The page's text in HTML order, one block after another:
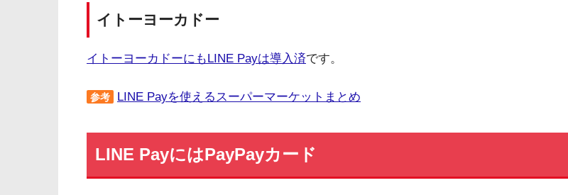
イトーヨーカドー
イトーヨーカドーにもLINE Payは導入済です。
参考 LINE Payを使えるスーパーマーケットまとめ
LINE PayにはPayPayカード